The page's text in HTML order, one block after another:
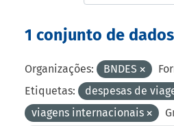
1 conjunto de
Organizações: BNDES
Etiquetas:
despesas de
viagens internacionais